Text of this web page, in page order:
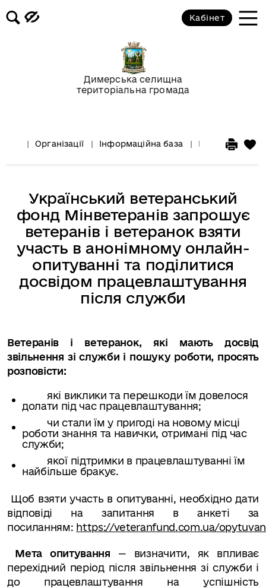
Димерська селищна
територіальна громада
Кабінет
Організації Інформаційна база Інформація
Український ветеранський
фонд Мінветеранів запрошує
ветеранів і ветеранок взяти
участь в анонімному онлайн-
опитуванні та поділитися
досвідом працевлаштування
після служби
Ветеранів і ветеранок, які мають досвід
звільнення зі служби і пошуку роботи, просять
розповісти:
які виклики та перешкоди їм довелося
долати під час працевлаштування;
чи стали їм у пригоді на новому місці
роботи знання та навички, отримані під час
служби;
якої підтримки в працевлаштуванні їм
найбільше бракує.
Щоб взяти участь в опитуванні, необхідно дати
відповіді на запитання в анкеті за
посиланням: https://veteranfund.com.ua/
Мета опитування — визначити, як впливає
перехідний період після звільнення зі служби і
до працевлаштування на успішність